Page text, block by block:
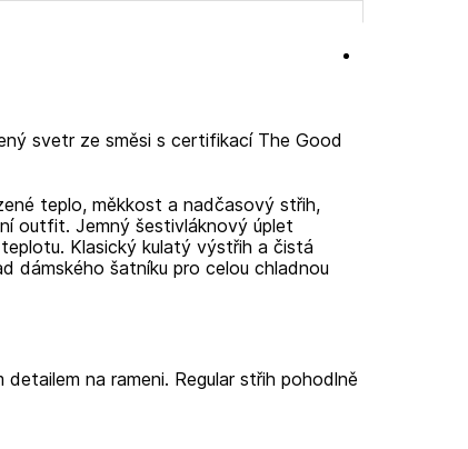
svetr ze směsi s certifikací The Good
teplo, měkkost a nadčasový střih,
outfit. Jemný šestivláknový úplet
teplotu. Klasický kulatý výstřih a čistá
dámského šatníku pro celou chladnou
detailem na rameni. Regular střih pohodlně